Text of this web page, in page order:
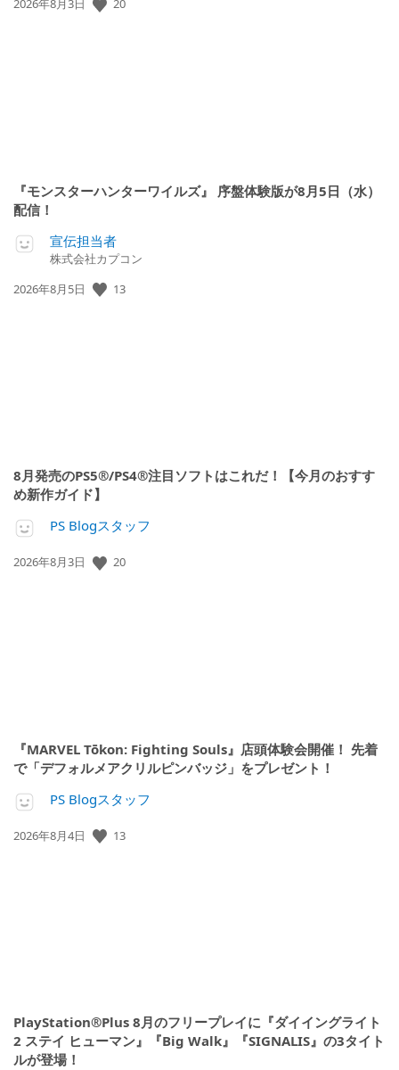
2026年8月3日 20
『モンスターハンターワイルズ』 序盤体験版が8月5日（水）
配信！
宣伝担当者
株式会社カプコン
公
2026年8月5日 13
8月発売のPS5®/PS4®注目ソフトはこれだ！【今月のおすす
め新作ガイド】
PS Blogスタッフ
公
2026年8月3日 20
『MARVEL Tōkon: Fighting Souls』店頭体験会開催！ 先着
で「デフォルメアクリルピンバッジ」をプレゼント！
PS Blogスタッフ
公
2026年8月4日 13
PlayStation®Plus 8月のフリープレイに『ダイイングライト
2 ステイ ヒューマン』『Big Walk』『SIGNALIS』の3タイト
ルが登場！